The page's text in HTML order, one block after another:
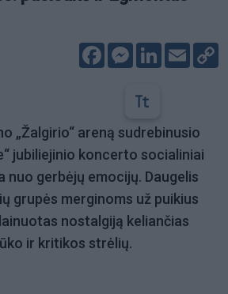
FacebookMessenger
LinkedIn
Email
„Žalgirio“ areną sudrebinusio
jubiliejinio koncerto socialiniai
nuo gerbėjų emocijų. Daugelis
grupės merginoms už puikius
nostalgiją keliančias
ir kritikos strėlių.